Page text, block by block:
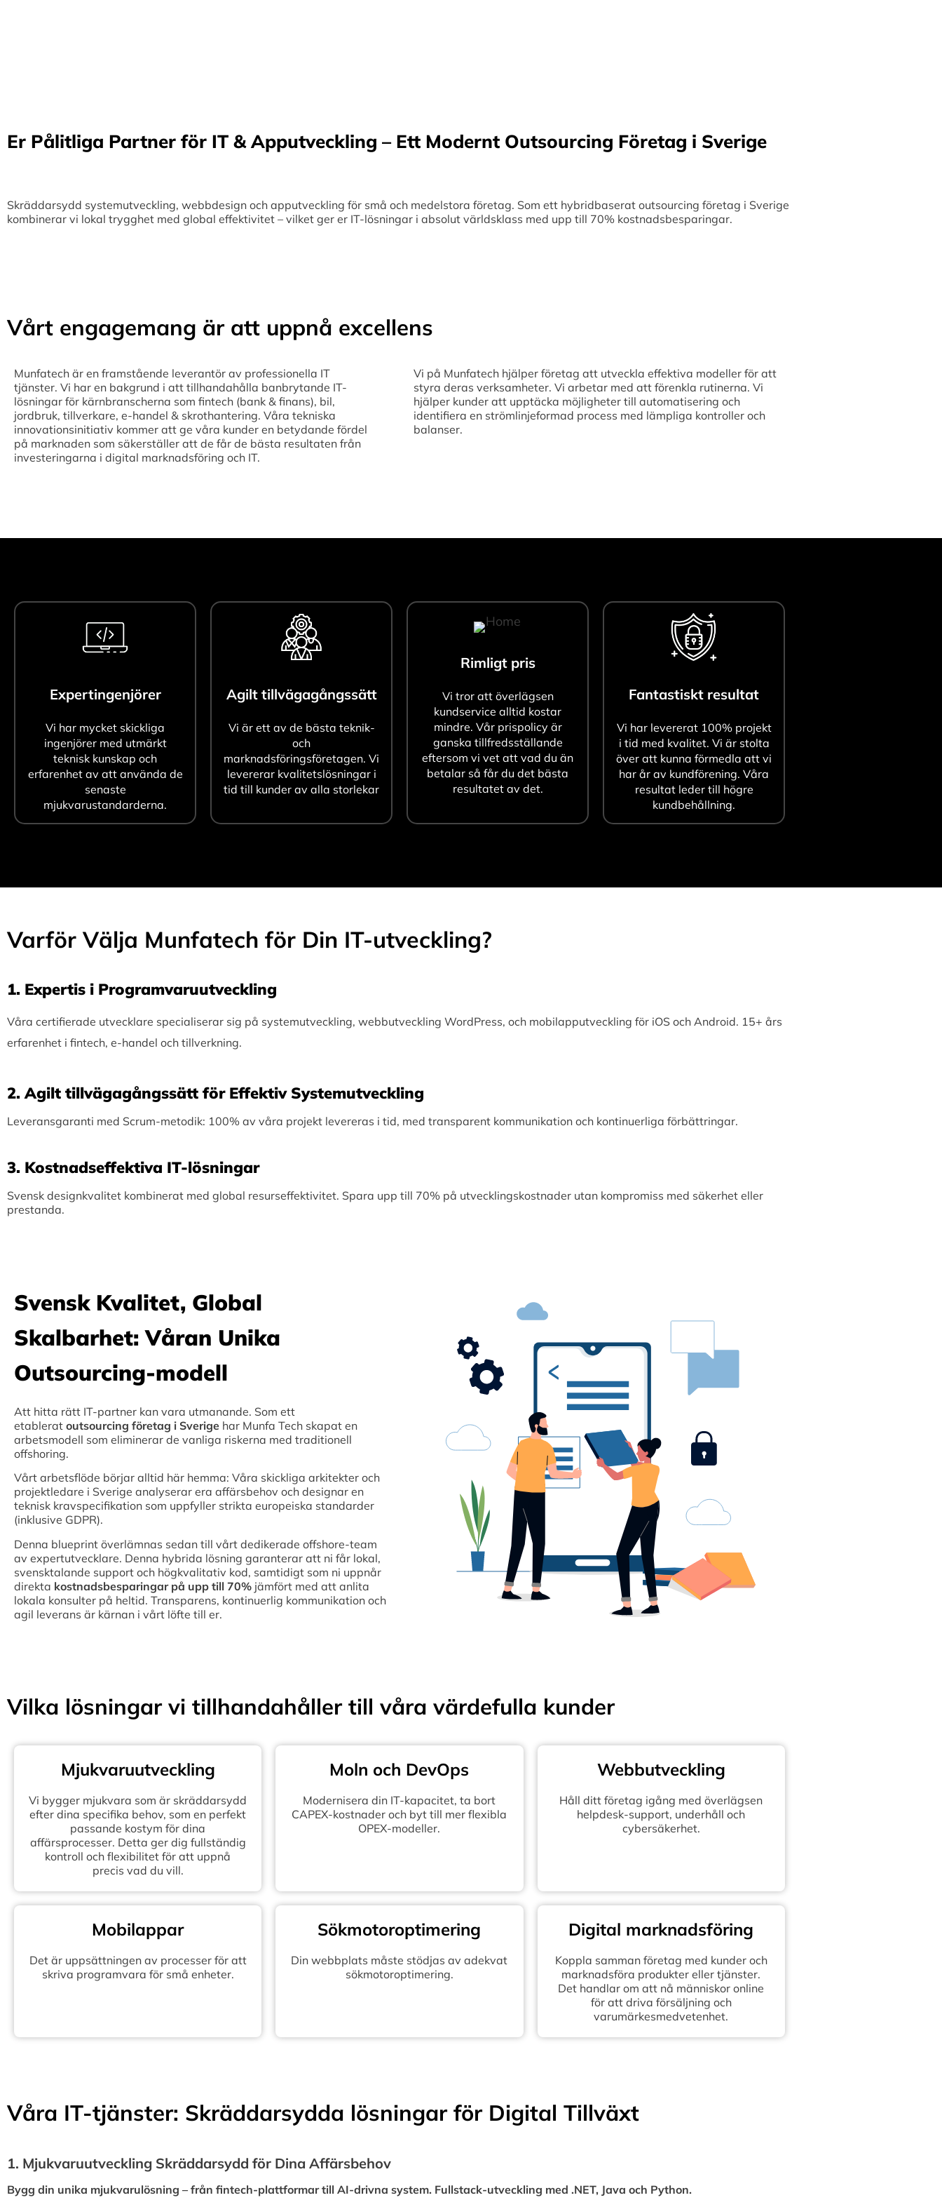
Er Pålitliga Partner för IT & Apputveckling – Ett Modernt Outsourcing Företag i Sverige
Skräddarsydd systemutveckling, webbdesign och apputveckling för små och medelstora företag. Som ett hybridbaserat outsourcing företag i Sverige
kombinerar vi lokal trygghet med global effektivitet – vilket ger er IT-lösningar i absolut världsklass med upp till 70% kostnadsbesparingar.
Vårt engagemang är att uppnå excellens
Munfatech är en framstående leverantör av professionella IT
tjänster. Vi har en bakgrund i att tillhandahålla banbrytande IT-
lösningar för kärnbranscherna som fintech (bank & finans), bil,
jordbruk, tillverkare, e-handel & skrothantering. Våra tekniska
innovationsinitiativ kommer att ge våra kunder en betydande fördel
på marknaden som säkerställer att de får de bästa resultaten från
investeringarna i digital marknadsföring och IT.
Vi på Munfatech hjälper företag att utveckla effektiva modeller för att
styra deras verksamheter. Vi arbetar med att förenkla rutinerna. Vi
hjälper kunder att upptäcka möjligheter till automatisering och
identifiera en strömlinjeformad process med lämpliga kontroller och
balanser.
Expertingenjörer
Vi har mycket skickliga
ingenjörer med utmärkt
teknisk kunskap och
erfarenhet av att använda de
senaste
mjukvarustandarderna.
Agilt tillvägagångssätt
Vi är ett av de bästa teknik-
och
marknadsföringsföretagen. Vi
levererar kvalitetslösningar i
tid till kunder av alla storlekar
Rimligt pris
Vi tror att överlägsen
kundservice alltid kostar
mindre. Vår prispolicy är
ganska tillfredsställande
eftersom vi vet att vad du än
betalar så får du det bästa
resultatet av det.
Fantastiskt resultat
Vi har levererat 100% projekt
i tid med kvalitet. Vi är stolta
över att kunna förmedla att vi
har år av kundförening. Våra
resultat leder till högre
kundbehållning.
Varför Välja Munfatech för Din IT-utveckling?
1.⁠ ⁠Expertis i Programvaruutveckling
Våra certifierade utvecklare specialiserar sig på systemutveckling, webbutveckling WordPress, och mobilapputveckling för iOS och Android. 15+ års
erfarenhet i fintech, e-handel och tillverkning.
2.⁠ ⁠Agilt tillvägagångssätt för Effektiv Systemutveckling
Leveransgaranti med Scrum-metodik: 100% av våra projekt levereras i tid, med transparent kommunikation och kontinuerliga förbättringar.
3.⁠ ⁠Kostnadseffektiva IT-lösningar
Svensk designkvalitet kombinerat med global resurseffektivitet. Spara upp till 70% på utvecklingskostnader utan kompromiss med säkerhet eller
prestanda.
Svensk Kvalitet, Global
Skalbarhet: Våran Unika
Outsourcing-modell
Att hitta rätt IT-partner kan vara utmanande. Som ett
etablerat outsourcing företag i Sverige har Munfa Tech skapat en
arbetsmodell som eliminerar de vanliga riskerna med traditionell
offshoring.
Vårt arbetsflöde börjar alltid här hemma: Våra skickliga arkitekter och
projektledare i Sverige analyserar era affärsbehov och designar en
teknisk kravspecifikation som uppfyller strikta europeiska standarder
(inklusive GDPR).
Denna blueprint överlämnas sedan till vårt dedikerade offshore-team
av expertutvecklare. Denna hybrida lösning garanterar att ni får lokal,
svensktalande support och högkvalitativ kod, samtidigt som ni uppnår
direkta kostnadsbesparingar på upp till 70% jämfört med att anlita
lokala konsulter på heltid. Transparens, kontinuerlig kommunikation och
agil leverans är kärnan i vårt löfte till er.
Vilka lösningar vi tillhandahåller till våra värdefulla kunder
Mjukvaruutveckling
Vi bygger mjukvara som är skräddarsydd
efter dina specifika behov, som en perfekt
passande kostym för dina
affärsprocesser. Detta ger dig fullständig
kontroll och flexibilitet för att uppnå
precis vad du vill.
Moln och DevOps
Modernisera din IT-kapacitet, ta bort
CAPEX-kostnader och byt till mer flexibla
OPEX-modeller.
Webbutveckling
Håll ditt företag igång med överlägsen
helpdesk-support, underhåll och
cybersäkerhet.
Mobilappar
Det är uppsättningen av processer för att
skriva programvara för små enheter.
Sökmotoroptimering
Din webbplats måste stödjas av adekvat
sökmotoroptimering.
Digital marknadsföring
Koppla samman företag med kunder och
marknadsföra produkter eller tjänster.
Det handlar om att nå människor online
för att driva försäljning och
varumärkesmedvetenhet.
Våra IT-tjänster: Skräddarsydda lösningar för Digital Tillväxt
1.⁠ ⁠Mjukvaruutveckling Skräddarsydd för Dina Affärsbehov
Bygg din unika mjukvarulösning – från fintech-plattformar till AI-drivna system. Fullstack-utveckling med .NET, Java och Python.